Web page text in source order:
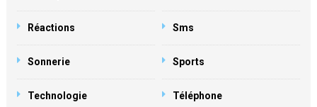
Réactions Sms
Sonnerie Sports
Technologie Téléphone